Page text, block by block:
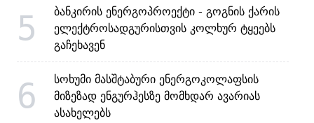
5
ბანკირის ენერგოპროექტი - გოგნის ქარის
ელექტროსადგურისთვის კოლხურ ტყეებს
გაჩეხავენ
6
სოხუმი მასშტაბური ენერგოკოლაფსის
მიზეზად ენგურჰესზე მომხდარ ავარიას
ასახელებს